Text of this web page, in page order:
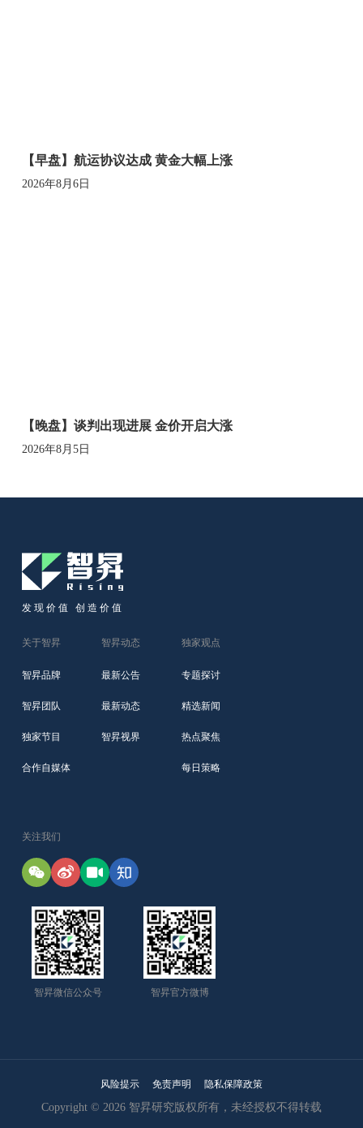
【早盘】航运协议达成 黄金大幅上涨
2026年8月6日
【晚盘】谈判出现进展 金价开启大涨
2026年8月5日
发现价值 创造价值
关于智昇
智昇品牌
智昇团队
独家节目
合作自媒体
智昇动态
最新公告
最新动态
智昇视界
独家观点
专题探讨
精选新闻
热点聚焦
每日策略
关注我们
智昇微信公众号 智昇官方微博
风险提示 免责声明 隐私保障政策
Copyright © 2026 智昇研究版权所有，未经授权不得转载